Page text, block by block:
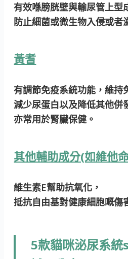
有效喺膀胱壁與輸尿管上型
防止細菌或微生物入侵或者
黃耆
有調節免疫系統功能，維持
減少尿蛋白以及降低其他併
亦常用於腎臟保健。
其他輔助成分(如維他
維生素E幫助抗氧化，
抵抗自由基對健康細胞嘅傷
5款貓咪泌尿系